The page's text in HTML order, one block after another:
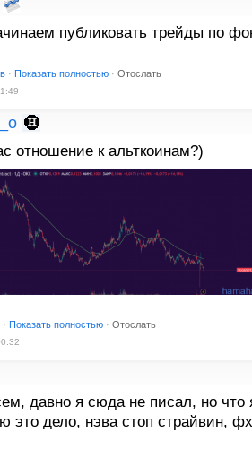
публиковать трейды по
· Показать полностью · Отослать
отношение к альткоинам?)
· Показать полностью · Отослать
давно я сюда не писал, но что
это дело, нэва стоп страйвин,